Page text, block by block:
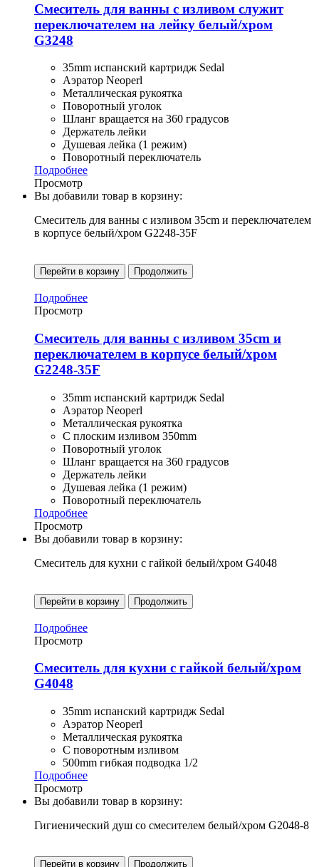
Смеситель для ванны с изливом служит
переключателем на лейку белый/хром
G3248
35mm испанский картридж Sedal
Аэратор Neoperl
Металлическая рукоятка
Поворотный уголок
Шланг вращается на 360 градусов
Держатель лейки
Душевая лейка (1 режим)
Поворотный переключатель
Подробнее
Просмотр
Вы добавили товар в корзину:
Смеситель для ванны с изливом 35cm и переключателем
в корпусе белый/хром G2248-35F
Перейти в корзину Продолжить
Подробнее
Просмотр
Смеситель для ванны с изливом 35cm и
переключателем в корпусе белый/хром
G2248-35F
35mm испанский картридж Sedal
Аэратор Neoperl
Металлическая рукоятка
С плоским изливом 350mm
Поворотный уголок
Шланг вращается на 360 градусов
Держатель лейки
Душевая лейка (1 режим)
Поворотный переключатель
Подробнее
Просмотр
Вы добавили товар в корзину:
Смеситель для кухни с гайкой белый/хром G4048
Перейти в корзину Продолжить
Подробнее
Просмотр
Смеситель для кухни с гайкой белый/хром
G4048
35mm испанский картридж Sedal
Аэратор Neoperl
Металлическая рукоятка
С поворотным изливом
500mm гибкая подводка 1/2
Подробнее
Просмотр
Вы добавили товар в корзину:
Гигиенический душ со смесителем белый/хром G2048-8
Перейти в корзину Продолжить